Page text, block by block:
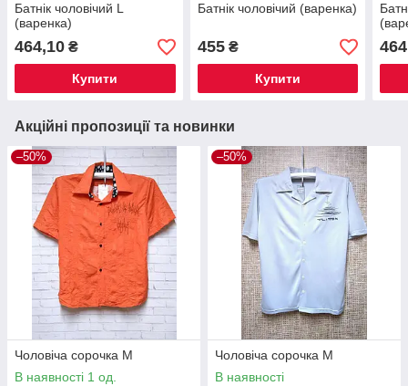
Батнік чоловічий L
(варенка)
464,10 ₴
Купити
Батнік чоловічий (варенка)
455₴
Купити
Акційні пропозиції та новинки
–50%
Чоловіча сорочка M
В наявності 1 од.
–50%
Чоловіча сорочка М
В наявності